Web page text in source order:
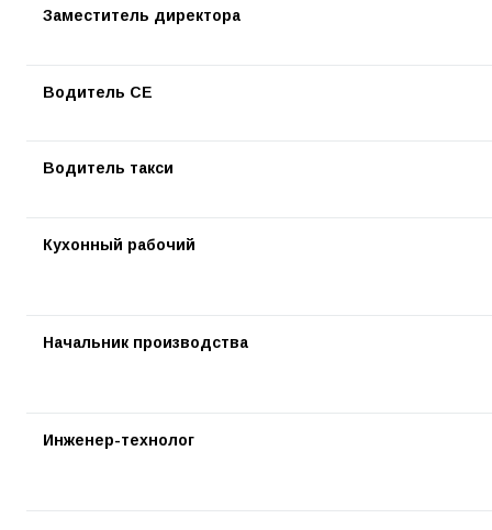
Заместитель директора
Водитель СЕ
Водитель такси
Кухонный рабочий
Начальник производства
Инженер-технолог